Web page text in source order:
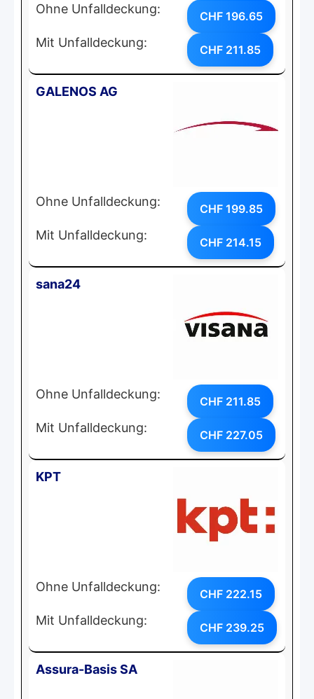
Ohne Unfalldeckung: CHF 196.65
Mit Unfalldeckung: CHF 211.85
GALENOS AG
Ohne Unfalldeckung: CHF 199.85
Mit Unfalldeckung: CHF 214.15
sana24
Ohne Unfalldeckung: CHF 211.85
Mit Unfalldeckung: CHF 227.05
KPT
Ohne Unfalldeckung: CHF 222.15
Mit Unfalldeckung: CHF 239.25
Assura-Basis SA